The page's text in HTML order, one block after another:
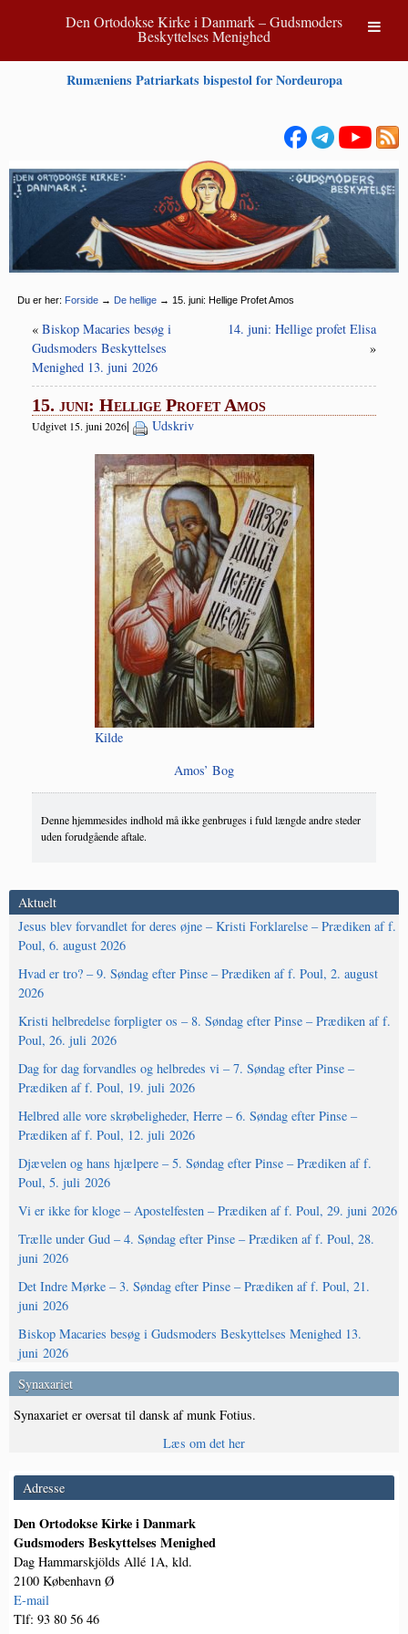
Den Ortodokse Kirke i Danmark – Gudsmoders
Beskyttelses Menighed
Rumæniens Patriarkats bispestol for Nordeuropa
Du er her: Forside → De hellige → 15. juni: Hellige Profet Amos
« Biskop Macaries besøg i
Gudsmoders Beskyttelses
Menighed 13. juni 2026
14. juni: Hellige profet Elisa
»
15. juni: Hellige Profet Amos
Udgivet 15. juni 2026| Udskriv
Kil­de
Amos’ Bog
Denne hjemmesides indhold må ikke genbruges i fuld længde andre steder
uden forudgående aftale.
Aktuelt
Jesus blev forvandlet for deres øjne – Kristi Forklarelse – Prædiken af f.
Poul, 6. august 2026
Hvad er tro? – 9. Søndag efter Pinse – Prædiken af f. Poul, 2. august
2026
Kristi helbredelse forpligter os – 8. Søndag efter Pinse – Prædiken af f.
Poul, 26. juli 2026
Dag for dag forvandles og helbredes vi – 7. Søndag efter Pinse –
Prædiken af f. Poul, 19. juli 2026
Helbred alle vore skrøbeligheder, Herre – 6. Søndag efter Pinse –
Prædiken af f. Poul, 12. juli 2026
Djævelen og hans hjælpere – 5. Søndag efter Pinse – Prædiken af f.
Poul, 5. juli 2026
Vi er ikke for kloge – Apostelfesten – Prædiken af f. Poul, 29. juni 2026
Trælle under Gud – 4. Søndag efter Pinse – Prædiken af f. Poul, 28.
juni 2026
Det Indre Mørke – 3. Søndag efter Pinse – Prædiken af f. Poul, 21.
juni 2026
Biskop Macaries besøg i Gudsmoders Beskyttelses Menighed 13.
juni 2026
Synaxariet
Synaxariet er oversat til dansk af munk Fotius.
Læs om det her
Adresse
Den Ortodokse Kirke i Danmark
Gudsmoders Beskyttelses Menighed
Dag Hammarskjölds Allé 1A, kld.
2100 København Ø
E-mail
Tlf: 93 80 56 46